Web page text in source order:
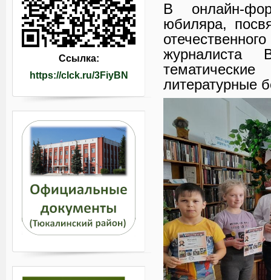
В онлайн-
юбиляра,
литературные
Ссылка:
https://clck.ru/3FiyBN